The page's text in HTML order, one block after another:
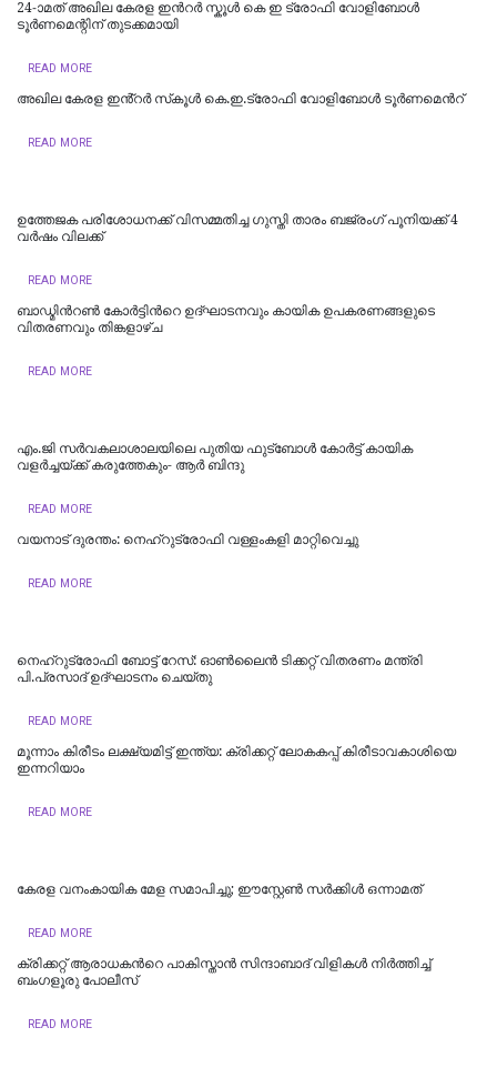
24-ാമത് അഖില കേരള ഇന്‍റർ സ്കൂൾ കെ ഇ ട്രോഫി വോളിബോൾ
ടൂർണമെന്റിന് തുടക്കമായി
READ MORE
അഖില കേരള ഇൻ്റർ സ്‌കൂൾ കെ.ഇ.ട്രോഫി വോളിബോൾ ടൂർണമെന്‍റ്
READ MORE
ഉത്തേജക പരിശോധനക്ക് വിസമ്മതിച്ച ഗുസ്തി താരം ബജ്രംഗ് പൂനിയക്ക് 4
വർഷം വിലക്ക്
READ MORE
ബാഡ്മിന്‍റൺ കോർട്ടിന്‍റെ ഉദ്ഘാടനവും കായിക ഉപകരണങ്ങളുടെ
വിതരണവും തിങ്കളാഴ്ച
READ MORE
എം.ജി സര്‍വകലാശാലയിലെ പുതിയ ഫുട്ബോള്‍ കോര്‍ട്ട് കായിക
വളര്‍ച്ചയ്ക്ക് കരുത്തേകും- ആര്‍ ബിന്ദു
READ MORE
വയനാട് ദുരന്തം: നെഹ്റുട്രോഫി വള്ളംകളി മാറ്റിവെച്ചു
READ MORE
നെഹ്‌റുട്രോഫി ബോട്ട് റേസ്: ഓൺലൈൻ ടിക്കറ്റ് വിതരണം മന്ത്രി
പി.പ്രസാദ് ഉദ്ഘാടനം ചെയ്തു
READ MORE
മൂന്നാം കിരീടം ലക്ഷ്യമിട്ട് ഇന്ത്യ: ക്രിക്കറ്റ് ലോകകപ്പ് കിരീടാവകാശിയെ
ഇന്നറിയാം
READ MORE
കേരള വനംകായിക മേള സമാപിച്ചു; ഈസ്റ്റേൺ സർക്കിൾ ഒന്നാമത്
READ MORE
ക്രിക്കറ്റ് ആരാധകന്‍റെ പാകിസ്താന്‍ സിന്ദാബാദ് വിളികള്‍ നിര്‍ത്തിച്ച്
ബംഗളൂരു പോലീസ്
READ MORE